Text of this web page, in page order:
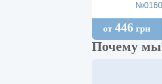
№0160
от 446грн
Почему